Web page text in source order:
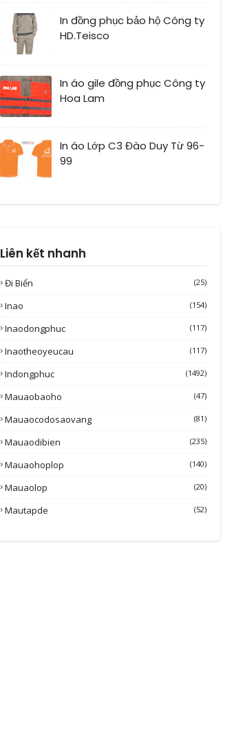
In đồng phục bảo hộ Công ty
HD.Teisco
In áo gile đồng phục Công ty
Hoa Lam
In áo Lớp C3 Đào Duy Từ 96-
99
Liên kết nhanh
Đi Biển (25)
Inao (154)
Inaodongphuc (117)
Inaotheoyeucau (117)
Indongphuc (1492)
Mauaobaoho (47)
Mauaocodosaovang (81)
Mauaodibien (235)
Mauaohoplop (140)
Mauaolop (20)
Mautapde (52)